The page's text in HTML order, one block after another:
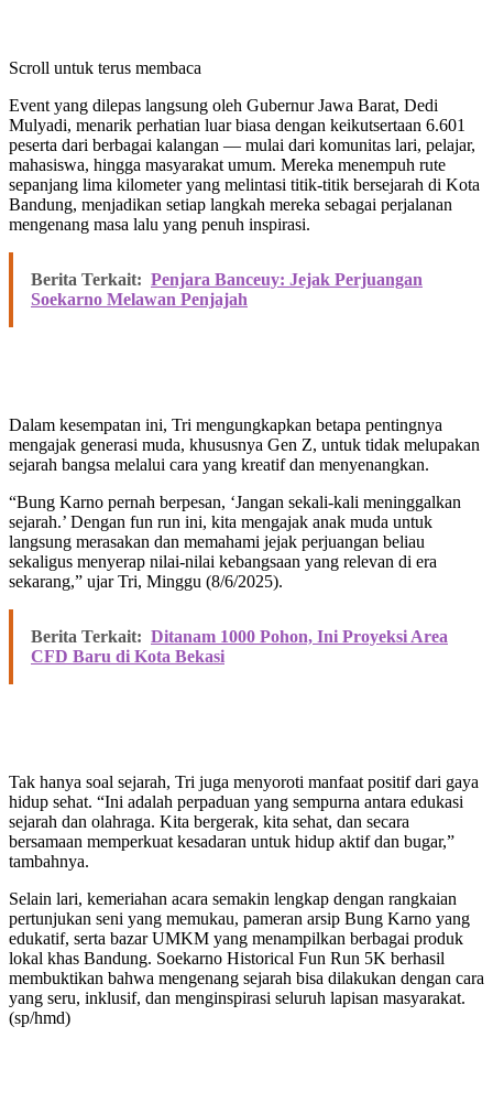
Scroll untuk terus membaca
Event yang dilepas langsung oleh Gubernur Jawa Barat, Dedi
Mulyadi, menarik perhatian luar biasa dengan keikutsertaan 6.601
peserta dari berbagai kalangan — mulai dari komunitas lari, pelajar,
mahasiswa, hingga masyarakat umum. Mereka menempuh rute
sepanjang lima kilometer yang melintasi titik-titik bersejarah di Kota
Bandung, menjadikan setiap langkah mereka sebagai perjalanan
mengenang masa lalu yang penuh inspirasi.
Berita Terkait: Penjara Banceuy: Jejak Perjuangan
Soekarno Melawan Penjajah
Dalam kesempatan ini, Tri mengungkapkan betapa pentingnya
mengajak generasi muda, khususnya Gen Z, untuk tidak melupakan
sejarah bangsa melalui cara yang kreatif dan menyenangkan.
“Bung Karno pernah berpesan, ‘Jangan sekali-kali meninggalkan
sejarah.’ Dengan fun run ini, kita mengajak anak muda untuk
langsung merasakan dan memahami jejak perjuangan beliau
sekaligus menyerap nilai-nilai kebangsaan yang relevan di era
sekarang,” ujar Tri, Minggu (8/6/2025).
Berita Terkait: Ditanam 1000 Pohon, Ini Proyeksi Area
CFD Baru di Kota Bekasi
Tak hanya soal sejarah, Tri juga menyoroti manfaat positif dari gaya
hidup sehat. “Ini adalah perpaduan yang sempurna antara edukasi
sejarah dan olahraga. Kita bergerak, kita sehat, dan secara
bersamaan memperkuat kesadaran untuk hidup aktif dan bugar,”
tambahnya.
Selain lari, kemeriahan acara semakin lengkap dengan rangkaian
pertunjukan seni yang memukau, pameran arsip Bung Karno yang
edukatif, serta bazar UMKM yang menampilkan berbagai produk
lokal khas Bandung. Soekarno Historical Fun Run 5K berhasil
membuktikan bahwa mengenang sejarah bisa dilakukan dengan cara
yang seru, inklusif, dan menginspirasi seluruh lapisan masyarakat.
(sp/hmd)